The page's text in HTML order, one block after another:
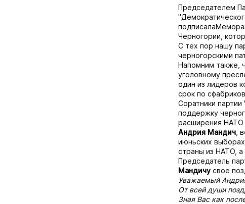
Председателем
подписала
Черногории,
С тех пор нашу
черногорскими
Напомним также,
уголовному
один из лидеров
срок по
Соратники
поддержку
расширения НАТО
Андрия Мандич,
июньских
страны из НАТО, а
Председатель
Мандичусвое
Уважаемый
От всей души
Зная Вас как